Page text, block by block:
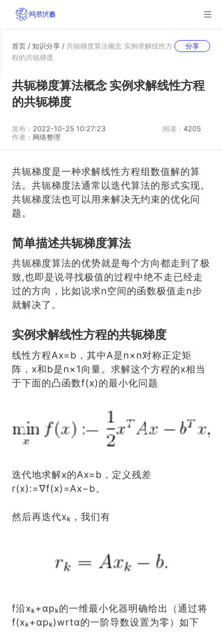
首页 / 知识分享 / 共轭梯度算法概念 实例求解线性方
程的共轭梯度
分享
共轭梯度算法概念 实例求解线性方程
的共轭梯度
发布： 2022-10-25 10:27:23 阅读：4205
作者： 网络整理
共轭梯度是一种求解线性方程组数值解的算
法。共轭梯度法通常以迭代算法的形式实现。
共轭梯度法也可以用来解决无约束的优化问
题。
简单描述共轭梯度算法
共轭梯度算法的优势就是每个方向都走到了极
致,也即是说寻找极值的过程中绝不走已经走
过的方向，比如说求n空间的函数极值走n步
就解决了。
实例求解线性方程的共轭梯度
线性方程Ax=b，其中A是n×n对称正定矩
阵，x和b是n×1向量。求解这个方程的x相当
于下面的凸函数f(x)的最小化问题
迭代地求解x的Ax=b，定义残差
r(x):=∇f(x)=Ax−b。
然后再迭代xₖ，我们有
f沿xₖ+αpₖ的一维最小化器明确给出（通过将
f(xₖ+αpₖ)wrtα的一阶导数设置为零）如下